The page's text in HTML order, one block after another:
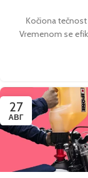
Kočiona
Vremenom se
27
АВГ